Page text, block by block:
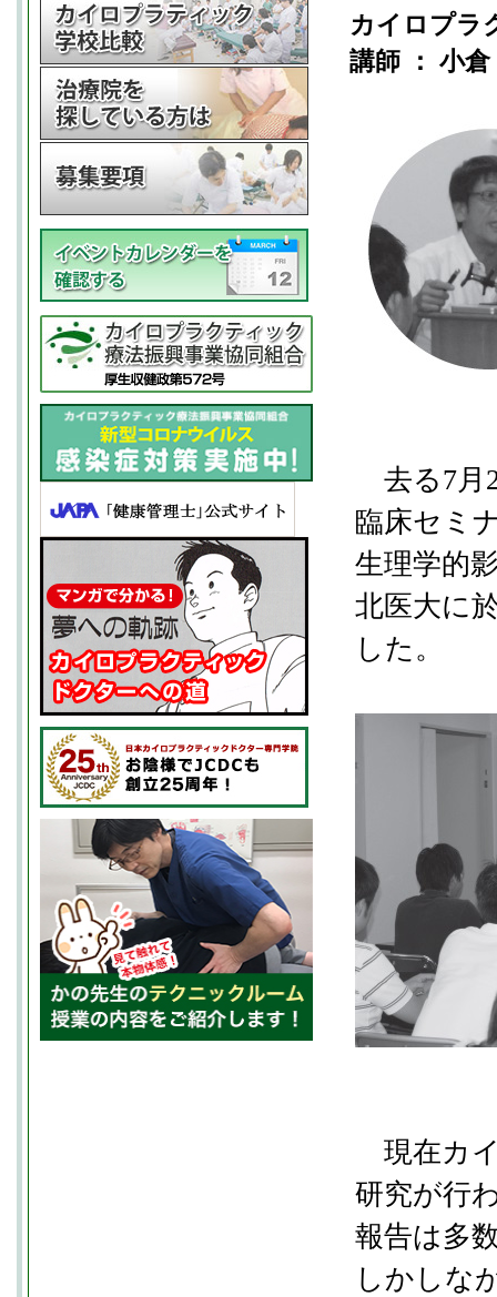
カイロプラ
講師 ： 小
去る7月
臨床セミ
生理学的
北医大に
した。
現在カ
研究が行
報告は多
しかしな